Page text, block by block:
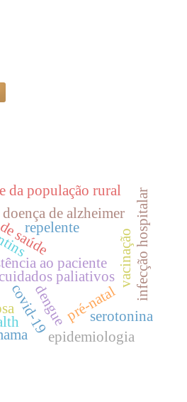
ao paciente
cuidados paliativos
saúde
vacinação
covid-19
infecção hospitalar
da população rural
doença de alzheimer
repelente
pré-natal
epidemiologia
dengue serotonina